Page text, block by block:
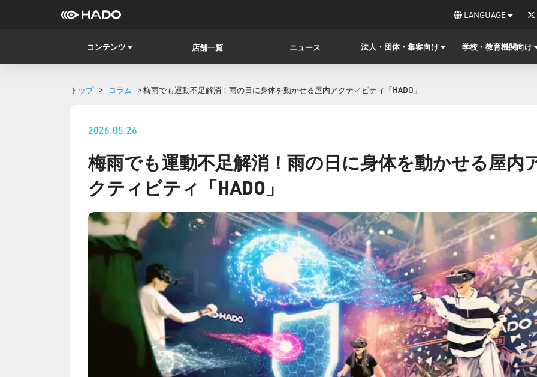
LANGUAGE
コンテンツ 店舗一覧 ニュース 法人・団体・集客向け 学校・教育機関向け
トップ > コラム > 梅雨でも運動不足解消！雨の日に身体を動かせる屋内アクティビティ「HADO」
2026.05.26
梅雨でも運動不足解消！雨の日に身体を動かせる屋内
クティビティ「HADO」